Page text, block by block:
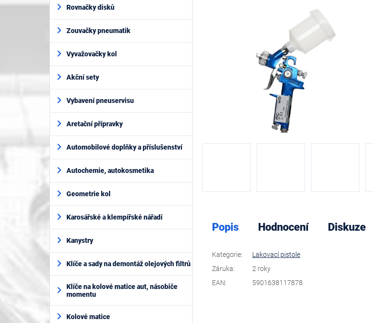
í
e
Rovnačky disků
Zouvačky pneumatik
Vyvažovačky kol
Akční sety
Vybavení pneuservisu
Aretační přípravky
Automobilové doplňky a příslušenství
Autochemie, autokosmetika
Geometrie kol
Karosářské a klempířské nářadí
Kanystry
Klíče a sady na demontáž olejových filtrů
Klíče na kolové matice aut, násobiče
momentu
Kolové matice
Popis Hodnocení Diskuze
Kategorie:
Lakovací pistole
Záruka:
2 roky
EAN: 5901638117878